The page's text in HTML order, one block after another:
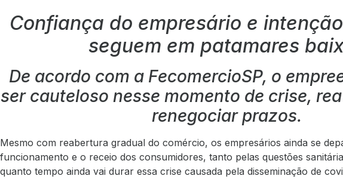
Confiança do empresário e
seguem em patamares
De acordo com a FecomercioSP, o
ser cauteloso nesse momento de crise,
renegociar prazos.
Mesmo com reabertura gradual do comércio, os empresários ainda se
funcionamento e o receio dos consumidores, tanto pelas questões
quanto tempo ainda vai durar essa crise causada pela disseminação de